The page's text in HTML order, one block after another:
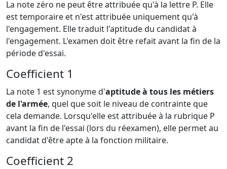
La note zéro ne peut être attribuée qu'à la lettre P. Elle
est temporaire et n'est attribuée uniquement qu'à
l'engagement. Elle traduit l'aptitude du candidat à
l'engagement. L'examen doit être refait avant la fin de la
période d'essai.
Coefficient 1
La note 1 est synonyme d'aptitude à tous les métiers
de l'armée, quel que soit le niveau de contrainte que
cela demande. Lorsqu'elle est attribuée à la rubrique P
avant la fin de l'essai (lors du réexamen), elle permet au
candidat d'être apte à la fonction militaire.
Coefficient 2